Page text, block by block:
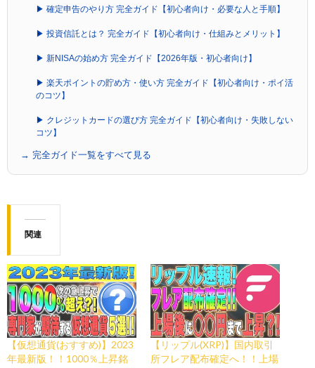
▶ 確定申告のやり方 完全ガイド【初心者向け・必要な人と手順】
▶ 投資信託とは？ 完全ガイド【初心者向け・仕組みとメリット】
▶ 新NISAの始め方 完全ガイド【2026年版・初心者向け】
▶ 楽天ポイントの貯め方・使い方 完全ガイド【初心者向け・ポイ活
のコツ】
▶ クレジットカードの選び方 完全ガイド【初心者向け・失敗しない
コツ】
→ 完全ガイド一覧をすべて見る
関連
【仮想通貨(おすすめ)】2023
年最新版！！1000％上昇銘
【リップル(XRP)】国内取引
所フレア配布確定へ！！上場